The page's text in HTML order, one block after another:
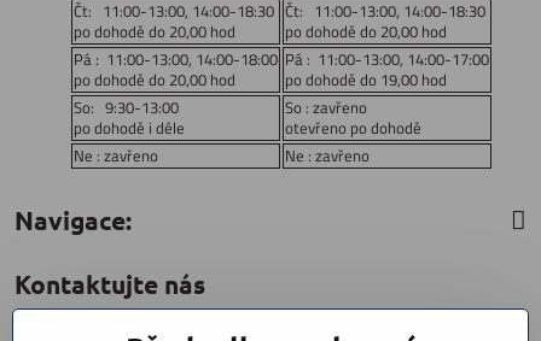
Čt: 11:00-13:00, 14:00-18:30
po dohodě do 20,00 hod
Čt: 11:00-13:00, 14:00-18:30
po dohodě do 20,00 hod
Pá : 11:00-13:00, 14:00-18:00
po dohodě do 20,00 hod
Pá : 11:00-13:00, 14:00-17:00
po dohodě do 19,00 hod
So: 9:30-13:00
po dohodě i déle
So : zavřeno
otevřeno po dohodě
Ne : zavřeno
Ne : zavřeno
Navigace:
Kontaktujte nás